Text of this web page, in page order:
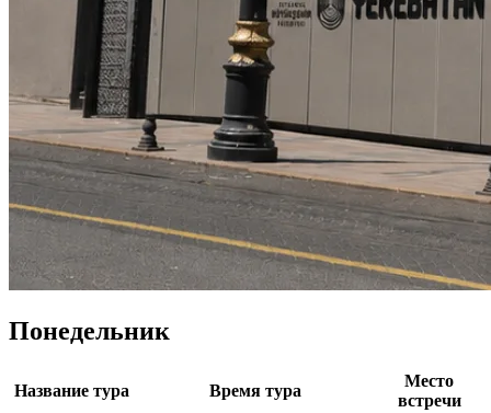
Понедельник
Название тура Время тура
Место
встречи